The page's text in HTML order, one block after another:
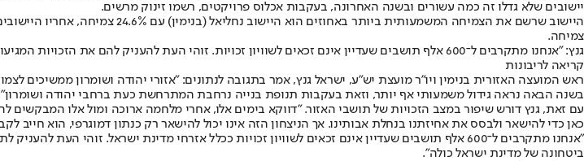
יישובים שלא גדלו זה כמה עשורים ובשנה האחרונה, בעקבות אכלוס פרויקטים, רשמו זינוק מרשים.
צמיחה.
גנץ: "אנחנו מתקרבים ל־600 אלף תושבים שעדיין אינם זכאים לשוויון זכויות. זוהי העת להעניק להם את הזכויות המגיעות ולהחיל ריבונות מלאה"
קריאה לריבונות
ראש המועצה האזורית בנימין ויו"ר מועצת יש"ע, ישראל גנץ, אמר בתגובה לנתונים: "אזורי יהודה ושומרון ממשיכים
בשנה הבאה נראה גידול משמעותי אף יותר, וזאת בעקבות תנופת בנייה נרחבת המתרחשת כעת ברחבי יהודה
עם זאת, גנץ דורש שיפור במצב הזכויות של תושבי האזור. "דווקא בימים אלו, אחרי מלחמה ארוכה ומול אלו המבקשים
כאן כדי להישאר ולבסס את אחיזתנו בנחלת אבותינו. אך הניצחון הזה אינו יכול להישאר רק כנתון דמוגרפי, הוא
"אנחנו מתקרבים ל־600 אלף תושבים שעדיין אינם זכאים לשוויון זכויות ככלל אזרחי מדינת ישראל.
ביטחונה של מדינת ישראל כולה".